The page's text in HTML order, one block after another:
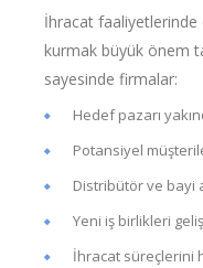
İhracat
kurmak büyük önem
sayesinde firmalar:
Hedef pazarı
Potansiyel
Distribütör ve bayi
Yeni iş birlikleri
İhracat süreçlerini